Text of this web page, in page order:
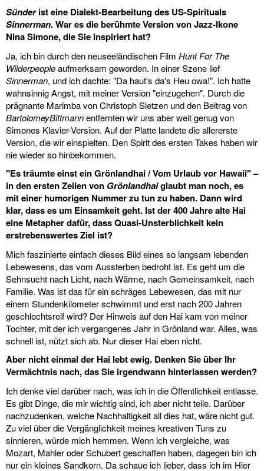
Sünderist eine Dialekt-Bearbeitung des US-Spirituals
Sinnerman. War es die berühmte Version von Jazz-Ikone
Nina Simone, die Sie inspiriert hat?
Ja, ich bin durch den neuseeländischen Film Hunt For The
Wilderpeopleaufmerksam geworden. In einer Szene lief
Sinnerman, und ich dachte: "Da haut's da's Heu owa!". Ich hatte
wahnsinnig Angst, mit meiner Version "einzugehen". Durch die
prägnante Marimba von Christoph Sietzen und den Beitrag von
BartolomeyBittmannentfernten wir uns aber weit genug von
Simones Klavier-Version. Auf der Platte landete die allererste
Version, die wir einspielten. Den Spirit des ersten Takes haben wir
nie wieder so hinbekommen.
"Es träumte einst ein Grönlandhai / Vom Urlaub vor Hawaii" –
in den ersten Zeilen von Grönlandhaiglaubt man noch, es
mit einer humorigen Nummer zu tun zu haben. Dann wird
klar, dass es um Einsamkeit geht. Ist der 400 Jahre alte Hai
eine Metapher dafür, dass Quasi-Unsterblichkeit kein
erstrebenswertes Ziel ist?
Mich faszinierte einfach dieses Bild eines so langsam lebenden
Lebewesens, das vom Aussterben bedroht ist. Es geht um die
Sehnsucht nach Licht, nach Wärme, nach Gemeinsamkeit, nach
Familie. Was ist das für ein schräges Lebewesen, das mit nur
einem Stundenkilometer schwimmt und erst nach 200 Jahren
geschlechtsreif wird? Der Hinweis auf den Hai kam von meiner
Tochter, mit der ich vergangenes Jahr in Grönland war. Alles, was
schnell ist, nützt sich ab. Nur dieser Hai eben nicht.
Aber nicht einmal der Hai lebt ewig. Denken Sie über Ihr
Vermächtnis nach, das Sie irgendwann hinterlassen werden?
Ich denke viel darüber nach, was ich in die Öffentlichkeit entlasse.
Es gibt Dinge, die mir wichtig sind, ich aber nicht teile. Darüber
nachzudenken, welche Nachhaltigkeit all dies hat, wäre nicht gut.
Zu viel über die Vergänglichkeit meines kreativen Tuns zu
sinnieren, würde mich hemmen. Wenn ich vergleiche, was
Mozart, Mahler oder Schubert geschaffen haben, dagegen bin ich
nur ein kleines Sandkorn. Da schaue ich lieber, dass ich im Hier